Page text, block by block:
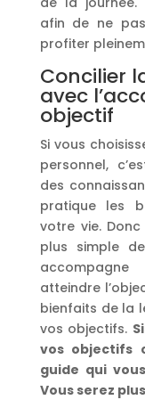
afin de ne
profiter
Concilier
avec
objectif
Si vous
personnel,
des
pratique les
votre vie.
plus simple
atteindre
bienfaits de la
vos objectifs.
vos objectifs
guide qui
Vous serez